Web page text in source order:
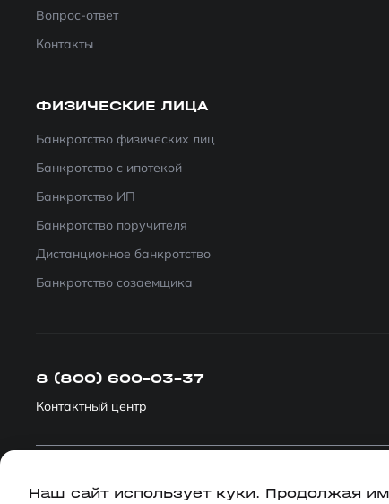
Вопрос-ответ
Контакты
ФИЗИЧЕСКИЕ ЛИЦА
Банкротство физических лиц
Банкротство с ипотекой
Банкротство ИП
Банкротство поручителя
Дистанционное банкротство
Банкротство созаемщика
8 (800) 600-03-37
Контактный центр
Политика конфиденциальности
Наш сайт использует куки. Продолжая